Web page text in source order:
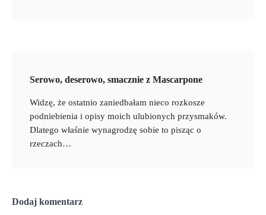
Serowo, deserowo, smacznie z Mascarpone
Widzę, że ostatnio zaniedbałam nieco rozkosze
podniebienia i opisy moich ulubionych przysmaków.
Dlatego właśnie wynagrodzę sobie to pisząc o
rzeczach…
Dodaj komentarz